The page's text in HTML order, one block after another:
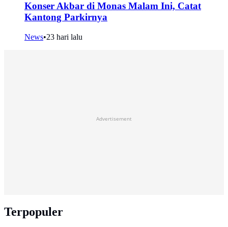
Konser Akbar di Monas Malam Ini, Catat
Kantong Parkirnya
News•23 hari lalu
Advertisement
Terpopuler